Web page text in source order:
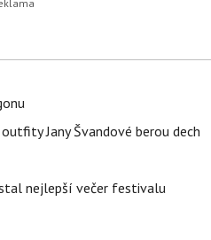
Jany Švandové berou dech
nejlepší večer festivalu